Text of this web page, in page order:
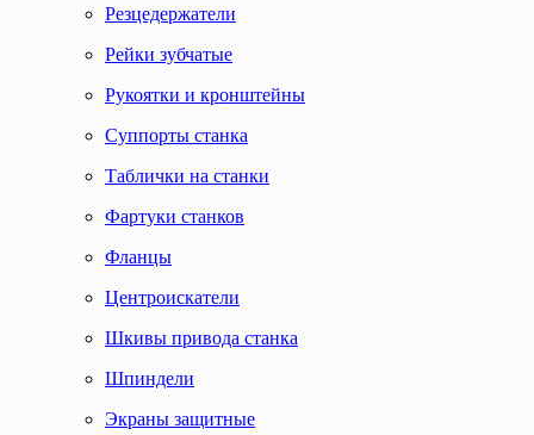
Резцедержатели
Рейки зубчатые
Рукоятки и кронштейны
Суппорты станка
Таблички на станки
Фартуки станков
Фланцы
Центроискатели
Шкивы привода станка
Шпиндели
Экраны защитные